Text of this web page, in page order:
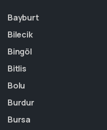
Bayburt
Bilecik
Bingöl
Bitlis
Bolu
Burdur
Bursa